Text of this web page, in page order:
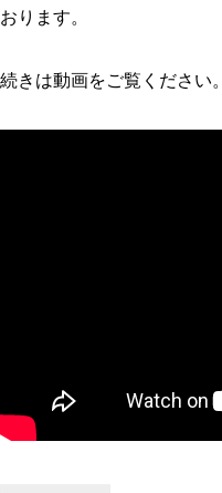
おります。
続きは動画をご覧ください。